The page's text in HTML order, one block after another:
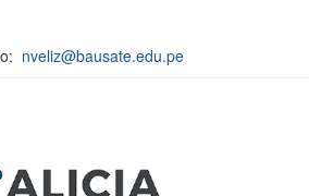
nveliz@bausate.edu.pe